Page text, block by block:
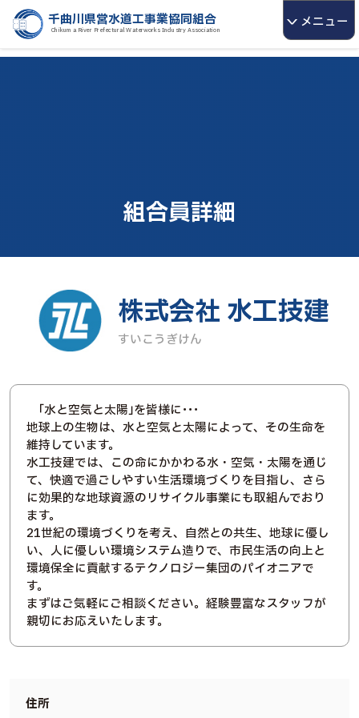
千曲川県営水道工事業協同組合
Chikuma River Prefectural Waterworks Industry Association
>メニュー
組合員詳細
株式会社 水工技建
すいこうぎけん
｢水と空気と太陽｣を皆様に･･･
地球上の生物は、水と空気と太陽によって、その生命を
維持しています。
水工技建では、この命にかかわる水・空気・太陽を通じ
て、快適で過ごしやすい生活環境づくりを目指し、さら
に効果的な地球資源のリサイクル事業にも取組んでおり
ます。
21世紀の環境づくりを考え、自然との共生、地球に優し
い、人に優しい環境システム造りで、市民生活の向上と
環境保全に貢献するテクノロジー集団のパイオニアで
す。
まずはご気軽にご相談ください。経験豊富なスタッフが
親切にお応えいたします。
住所